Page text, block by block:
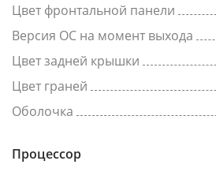
Цвет фронтальной панели
Версия ОС на момент выхода
Цвет задней крышки
Цвет граней
Оболочка
Процессор